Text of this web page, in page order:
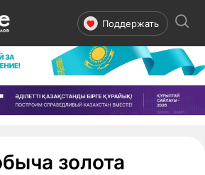
Поддержать
золота